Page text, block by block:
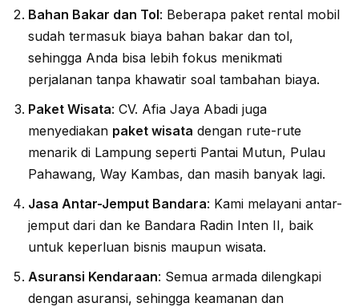
Bahan Bakar dan Tol: Beberapa paket rental mobil
sudah termasuk biaya bahan bakar dan tol,
sehingga Anda bisa lebih fokus menikmati
perjalanan tanpa khawatir soal tambahan biaya.
Paket Wisata: CV. Afia Jaya Abadi juga
menyediakan paket wisata dengan rute-rute
menarik di Lampung seperti Pantai Mutun, Pulau
Pahawang, Way Kambas, dan masih banyak lagi.
Jasa Antar-Jemput Bandara: Kami melayani antar-
jemput dari dan ke Bandara Radin Inten II, baik
untuk keperluan bisnis maupun wisata.
Asuransi Kendaraan: Semua armada dilengkapi
dengan asuransi, sehingga keamanan dan